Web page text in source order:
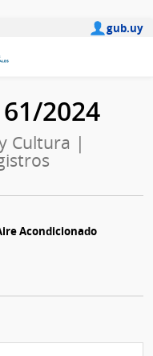
gub.uy
2024
Cultura |
Acondicionado